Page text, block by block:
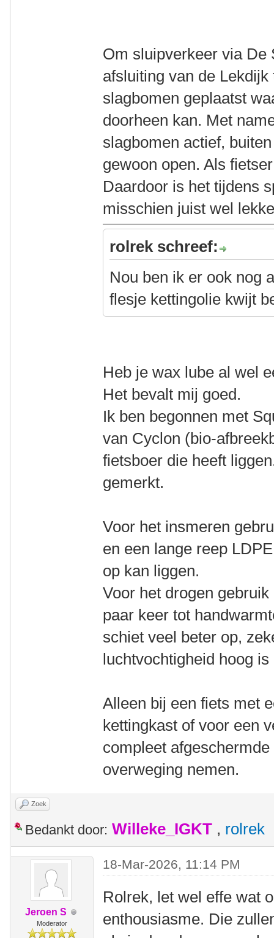
Om sluipverkeer via De
afsluiting van de
slagbomen geplaatst
doorheen kan. Met
slagbomen actief,
gewoon open. Als
Daardoor is het tijdens
misschien juist wel
rolrek schreef:
Nou ben ik er ook nog
flesje kettingolie kwijt
Heb je wax lube al wel
Het bevalt mij goed.
Ik ben begonnen met
van Cyclon (bio-
fietsboer die heeft
gemerkt.
Voor het insmeren
en een lange reep
op kan liggen.
Voor het drogen
paar keer tot
schiet veel beter op,
luchtvochtigheid hoog
Alleen bij een fiets met
kettingkast of voor een
compleet
overweging nemen.
Zoek
Bedankt door: Willeke_IGKT , rolrek
Jeroen S
Moderator
18-Mar-2026, 11:14 PM
Rolrek, let wel effe wat
enthousiasme. Die